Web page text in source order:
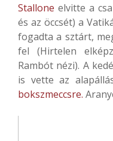
Stallone elvitte a
és az öccsét) a
fogadta a sztárt,
fel (Hirtelen
Rambót nézi). A
is vette az
bokszmeccsre.